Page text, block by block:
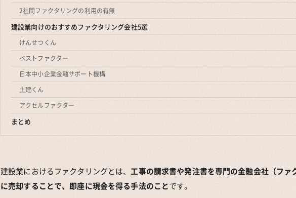
2社間ファクタリングの利用の有無
建設業向けのおすすめファクタリング会社5選
けんせつくん
ベストファクター
日本中小企業金融サポート機構
土建くん
アクセルファクター
まとめ
建設業におけるファクタリングとは、工事の請求書や発注書を専門の金融会社（ファ
に売却することで、即座に現金を得る手法のことです。